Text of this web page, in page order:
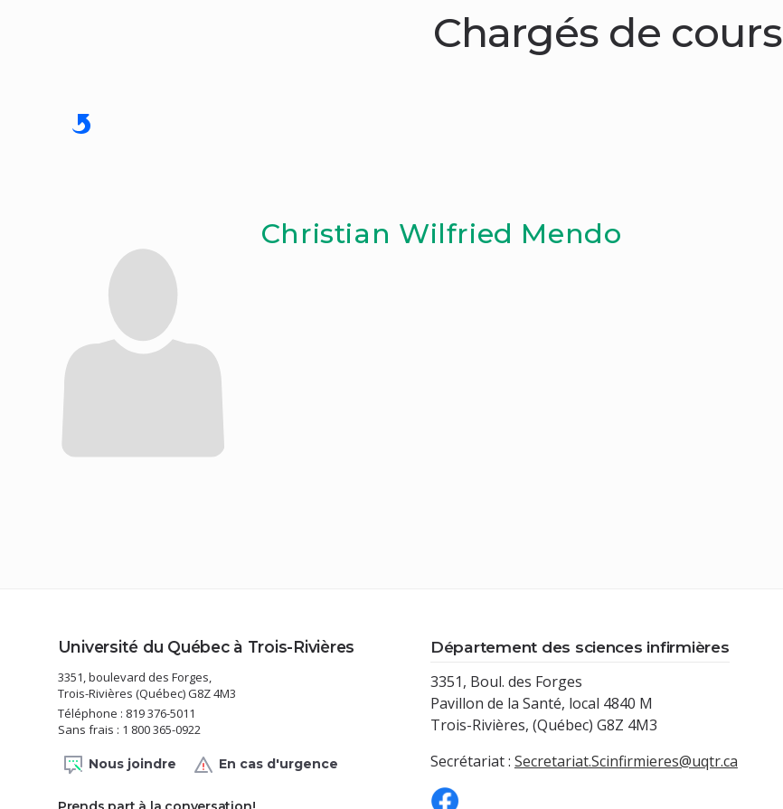
Chargés de cours
Christian Wilfried Mendo
Université du Québec à Trois-Rivières
3351, boulevard des Forges,
Trois-Rivières (Québec) G8Z 4M3
Téléphone : 819 376-5011
Sans frais : 1 800 365-0922
Nous joindre En cas d'urgence
Département des sciences infirmières
3351, Boul. des Forges
Pavillon de la Santé, local 4840 M
Trois-Rivières, (Québec) G8Z 4M3
Secrétariat : Secretariat.Scinfirmieres@uqtr.ca
(nouvelle